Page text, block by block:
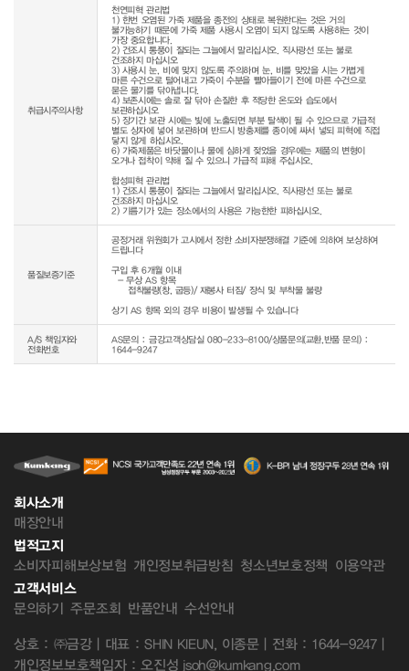
취급시주의사항
천연피혁 관리법
1) 한번 오염된 가죽 제품을 종전의 상태로 복원한다는 것은 거의
불가능하기 때문에 가죽 제품 사용시 오염이 되지 않도록 사용하는 것이
가장 중요합니다.
2) 건조시 통풍이 잘되는 그늘에서 말리십시오. 직사광선 또는 불로
건조하지 마십시오
3) 사용시 눈, 비에 맞지 않도록 주의하며 눈, 비를 맞았을 시는 가볍게
마른 수건으로 털어내고 가죽이 수분을 빨아들이기 전에 마른 수건으로
묻은 물기를 닦아냅니다.
4) 보존시에는 솔로 잘 닦아 손질한 후 적당한 온도와 습도에서
보관하십시오
5) 장기간 보관 시에는 빛에 노출되면 부분 탈색이 될 수 있으므로 가급적
별도 상자에 넣어 보관하며 반드시 방충제를 종이에 싸서 넣되 피혁에 직접
닿지 않게 하십시오.
6) 가죽제품은 바닷물이나 물에 심하게 젖었을 경우에는 제품의 변형이
오거나 접착이 약해 질 수 있으니 가급적 피해 주십시오.
합성피혁 관리법
1) 건조시 통풍이 잘되는 그늘에서 말리십시오. 직사광선 또는 불로
건조하지 마십시오
품질보증기준
공정거래 위원회가 고시에서 정한 소비자분쟁해결 기준에 의하여 보상하여
드립니다
구입 후 6개월 이내
  - 무상 AS 항목
상기 AS 항목 외의 경우 비용이 발생될 수 있습니다
A/S 책임자와
전화번호
AS문의 : 금강고객상담실 080-233-8100/상품문의(교환,반품 문의) :
1644-9247
회사소개
매장안내
법적고지
소비자피해보상보험 개인정보취급방침 청소년보호정책 이용약관
고객서비스
문의하기 주문조회 반품안내 수선안내
상호 : ㈜금강 | 대표 : SHIN KIEUN, 이종문 | 전화 : 1644-9247 |
개인정보보호책임자 : 오진성 jsoh@kumkang.com